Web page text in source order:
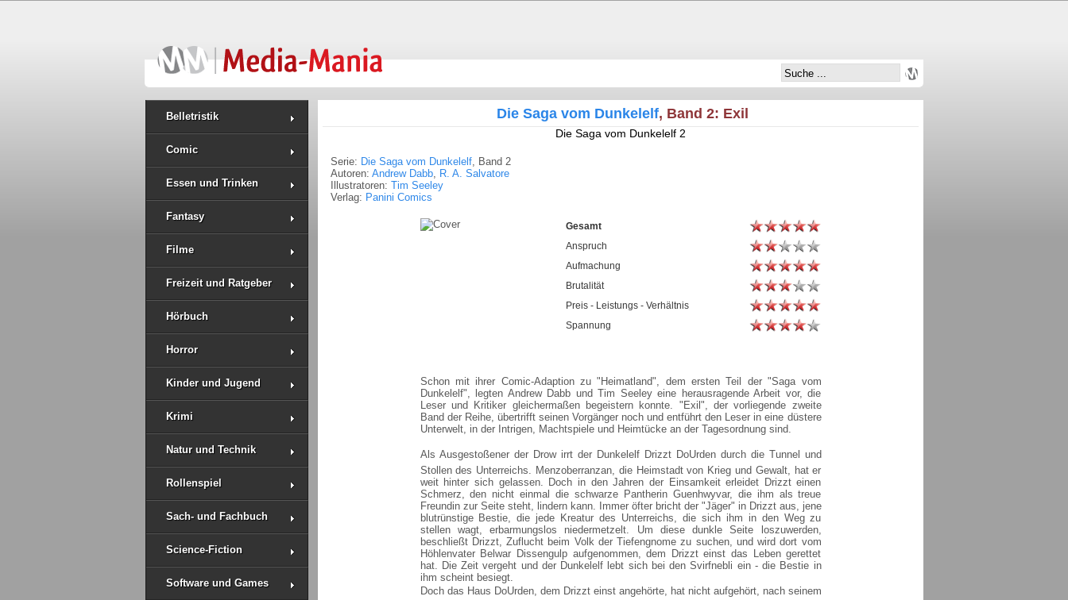
Belletristik
Comic
Essen und Trinken
Fantasy
Filme
Freizeit und Ratgeber
Hörbuch
Horror
Kinder und Jugend
Krimi
Natur und Technik
Rollenspiel
Sach- und Fachbuch
Science-Fiction
Software und Games
Die Saga vom Dunkelelf, Band 2: Exil
Die Saga vom Dunkelelf 2
Serie: Die Saga vom Dunkelelf, Band 2
Autoren: Andrew Dabb, R. A. Salvatore
Illustratoren: Tim Seeley
Verlag: Panini Comics
Gesamt
Anspruch
Aufmachung
Brutalität
Preis - Leistungs - Verhältnis
Spannung
Schon mit ihrer Comic-Adaption zu "Heimatland", dem ersten Teil der "Saga vom
Dunkelelf", legten Andrew Dabb und Tim Seeley eine herausragende Arbeit vor, die
Leser und Kritiker gleichermaßen begeistern konnte. "Exil", der vorliegende zweite
Band der Reihe, übertrifft seinen Vorgänger noch und entführt den Leser in eine düstere
Unterwelt, in der Intrigen, Machtspiele und Heimtücke an der Tagesordnung sind.
Als Ausgestoßener der Drow irrt der Dunkelelf Drizzt DoUrden durch die Tunnel und
Stollen des Unterreichs. Menzoberranzan, die Heimstadt von Krieg und Gewalt, hat er
weit hinter sich gelassen. Doch in den Jahren der Einsamkeit erleidet Drizzt einen
Schmerz, den nicht einmal die schwarze Pantherin Guenhwyvar, die ihm als treue
Freundin zur Seite steht, lindern kann. Immer öfter bricht der "Jäger" in Drizzt aus, jene
blutrünstige Bestie, die jede Kreatur des Unterreichs, die sich ihm in den Weg zu
stellen wagt, erbarmungslos niedermetzelt. Um diese dunkle Seite loszuwerden,
beschließt Drizzt, Zuflucht beim Volk der Tiefengnome zu suchen, und wird dort vom
Höhlenvater Belwar Dissengulp aufgenommen, dem Drizzt einst das Leben gerettet
hat. Die Zeit vergeht und der Dunkelelf lebt sich bei den Svirfnebli ein - die Bestie in
ihm scheint besiegt.
Doch das Haus DoUrden, dem Drizzt einst angehörte, hat nicht aufgehört, nach seinem